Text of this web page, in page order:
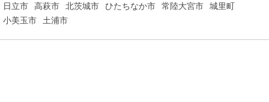
日立市 高萩市 北茨城市 ひたちなか市 常陸大宮市
城里町
小美玉市
土浦市